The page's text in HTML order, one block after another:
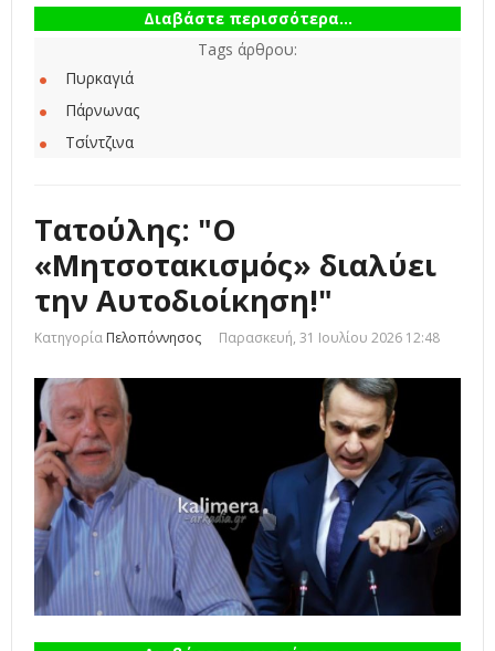
Διαβάστε περισσότερα...
Tags άρθρου:
Πυρκαγιά
Πάρνωνας
Τσίντζινα
Τατούλης: "Ο
«Μητσοτακισμός» διαλύει
την Αυτοδιοίκηση!"
Κατηγορία Πελοπόννησος Παρασκευή, 31 Ιουλίου 2026 12:48